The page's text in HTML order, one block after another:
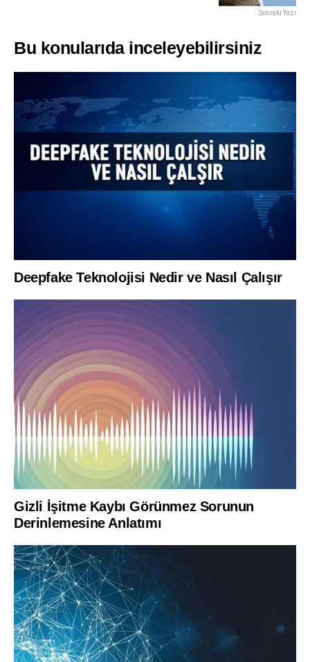
Sonraki Yazı
Bu konularıda inceleyebilirsiniz
Deepfake Teknolojisi Nedir ve Nasıl Çalışır
Gizli İşitme Kaybı Görünmez Sorunun
Derinlemesine Anlatımı